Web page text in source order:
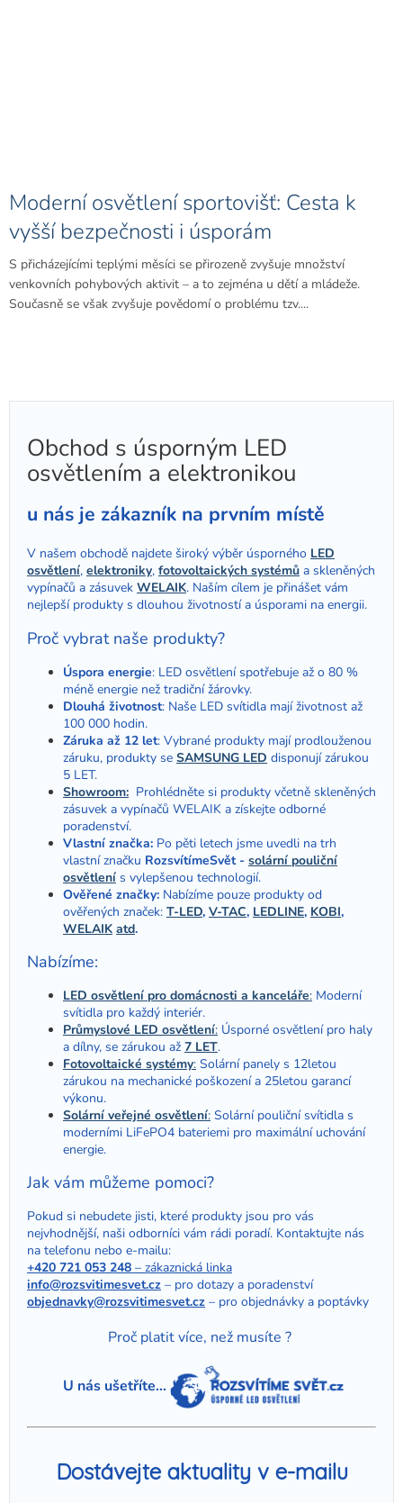
Moderní osvětlení sportovišť: Cesta k
vyšší bezpečnosti i úsporám
S přicházejícími teplými měsíci se přirozeně zvyšuje množství
venkovních pohybových aktivit – a to zejména u dětí a mládeže.
Současně se však zvyšuje povědomí o problému tzv....
Obchod s úsporným LED
osvětlením a elektronikou
u nás je zákazník na prvním místě
V našem obchodě najdete široký výběr úsporného LED
osvětlení, elektroniky, fotovoltaických systémů a skleněných
vypínačů a zásuvek WELAIK. Naším cílem je přinášet vám
nejlepší produkty s dlouhou životností a úsporami na energii.
Proč vybrat naše produkty?
Úspora energie: LED osvětlení spotřebuje až o 80 %
méně energie než tradiční žárovky.
Dlouhá životnost: Naše LED svítidla mají životnost až
100 000 hodin.
Záruka až 12 let: Vybrané produkty mají prodlouženou
záruku, produkty se SAMSUNG LED disponují zárukou
5 LET.
Showroom: Prohlédněte si produkty včetně skleněných
zásuvek a vypínačů WELAIK a získejte odborné
poradenství.
Vlastní značka: Po pěti letech jsme uvedli na trh
vlastní značku RozsvítímeSvět - solární pouliční
osvětlení s vylepšenou technologií.
Ověřené značky: Nabízíme pouze produkty od
ověřených značek: T-LED, V-TAC, LEDLINE, KOBI,
WELAIK atd.
Nabízíme:
LED osvětlení pro domácnosti a kanceláře: Moderní
svítidla pro každý interiér.
Průmyslové LED osvětlení: Úsporné osvětlení pro haly
a dílny, se zárukou až 7 LET.
Fotovoltaické systémy: Solární panely s 12letou
zárukou na mechanické poškození a 25letou garancí
výkonu.
Solární veřejné osvětlení: Solární pouliční svítidla s
moderními LiFePO4 bateriemi pro maximální uchování
energie.
Jak vám můžeme pomoci?
Pokud si nebudete jisti, které produkty jsou pro vás
nejvhodnější, naši odborníci vám rádi poradí. Kontaktujte nás
na telefonu nebo e-mailu:
+420 721 053 248 – zákaznická linka
info@rozsvitimesvet.cz – pro dotazy a poradenství
objednavky@rozsvitimesvet.cz – pro objednávky a poptávky
Proč platit více, než musíte ?
U nás ušetříte...
Dostávejte aktuality v e-mailu